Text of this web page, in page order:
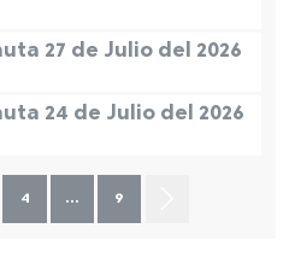
27 de Julio del 2026
24 de Julio del 2026
4 ... 9